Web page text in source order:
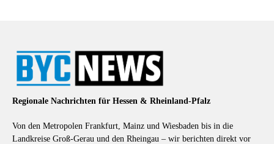
Regionale Nachrichten für Hessen & Rheinland-Pfalz
Von den Metropolen Frankfurt, Mainz und Wiesbaden bis in die
Landkreise Groß-Gerau und den Rheingau – wir berichten direkt vor